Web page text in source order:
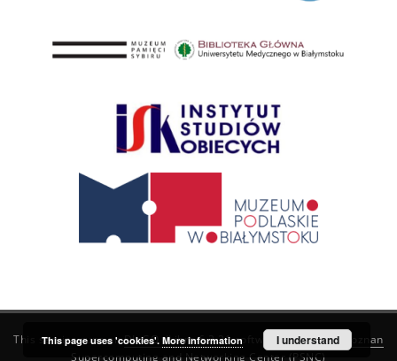
This service runs onDInGO dLibra 6.3.21software created by
Poznan
Supercomputing and Networking Center (PSNC)
This page uses 'cookies'. More information I understand